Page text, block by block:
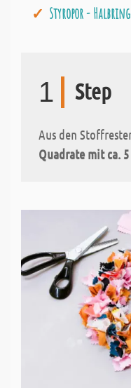
Styropor -
1 Step
Aus den
Quadrate mit ca. 5